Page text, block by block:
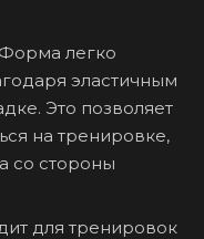
легко
эластичным
Это позволяет
на тренировке,
со стороны
для тренировок